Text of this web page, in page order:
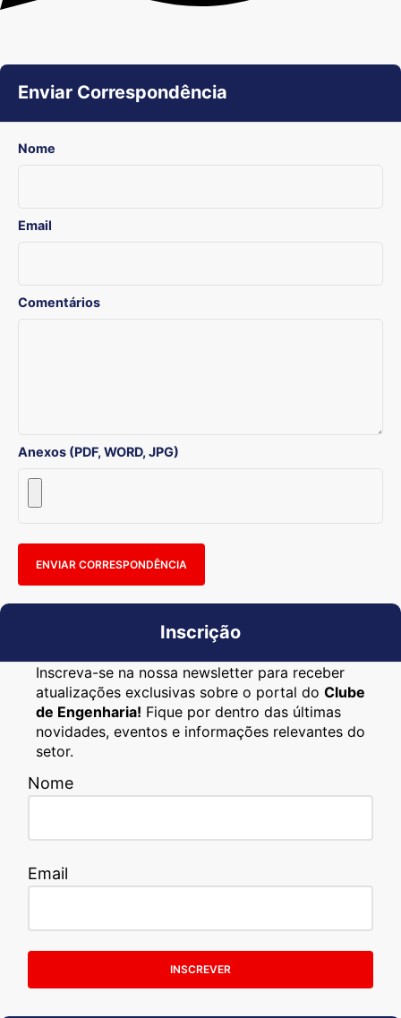
Enviar Correspondência
Nome
Email
Comentários
Anexos (PDF, WORD, JPG)
ENVIAR CORRESPONDÊNCIA
Inscrição
Inscreva-se na nossa newsletter para receber
atualizações exclusivas sobre o portal do Clube
de Engenharia! Fique por dentro das últimas
novidades, eventos e informações relevantes do
setor.
Nome
Email
INSCREVER